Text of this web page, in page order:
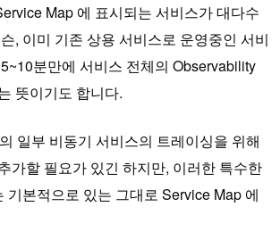
Map 에 표시되는 서비스가 대다수
, 이미 기존 상용 서비스로 운영중인 서비
분만에 서비스 전체의 Observability
뜻이기도 합니다.
일부 비동기 서비스의 트레이싱을 위해
가할 필요가 있긴 하지만, 이러한 특수한
기본적으로 있는 그대로 Service Map 에